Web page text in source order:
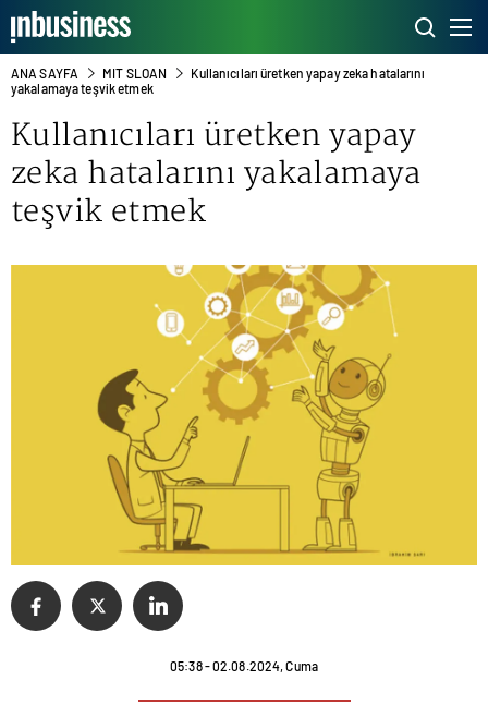
ANA SAYFA MIT SLOAN
Kullanıcıları üretken yapay zeka hatalarını
yakalamaya teşvik etmek
Kullanıcıları üretken yapay
zeka hatalarını yakalamaya
teşvik etmek
05:38 - 02.08.2024, Cuma